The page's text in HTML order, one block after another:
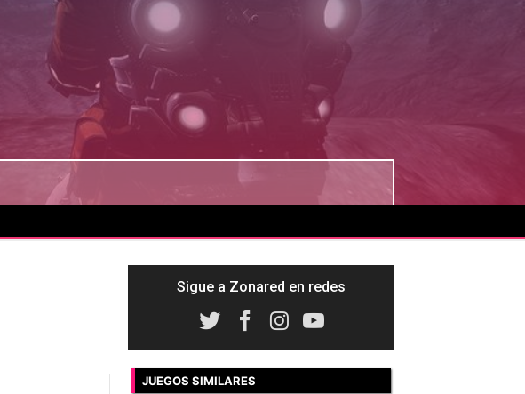
Sigue a Zonared en redes
JUEGOS SIMILARES